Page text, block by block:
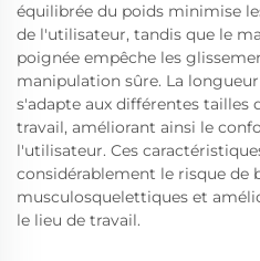
équilibrée du poids minimise
de l'utilisateur, tandis que le
poignée empêche les
manipulation sûre. La
s'adapte aux différentes tailles
travail, améliorant ainsi le
l'utilisateur. Ces
considérablement le risque de
musculosquelettiques et
le lieu de travail.